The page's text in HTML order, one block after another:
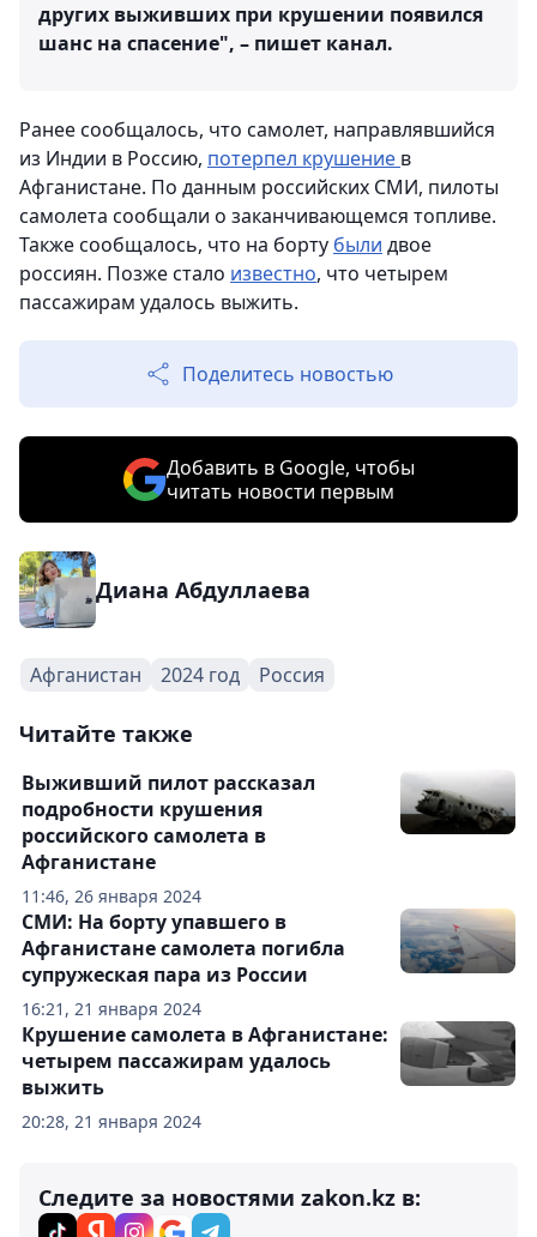
других выживших при крушении появился
шанс на спасение", – пишет канал.
Ранее сообщалось, что самолет, направлявшийся
из Индии в Россию, потерпел крушение в
Афганистане. По данным российских СМИ, пилоты
самолета сообщали о заканчивающемся топливе.
Также сообщалось, что на борту были двое
россиян. Позже стало известно, что четырем
пассажирам удалось выжить.
Поделитесь новостью
Добавить в Google, чтобы
читать новости первым
Диана Абдуллаева
Афганистан 2024 год Россия
Читайте также
11:46, 26 января 2024
Выживший пилот рассказал
подробности крушения
российского самолета в
Афганистане
16:21, 21 января 2024
СМИ: На борту упавшего в
Афганистане самолета погибла
супружеская пара из России
20:28, 21 января 2024
Крушение самолета в Афганистане:
четырем пассажирам удалось
выжить
Следите за новостями zakon.kz в: